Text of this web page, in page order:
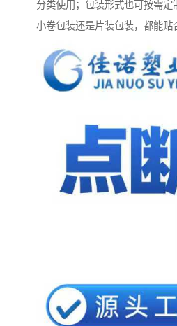
分类使用；包装形式也可按需定
小卷包装还是片装包装，都能贴